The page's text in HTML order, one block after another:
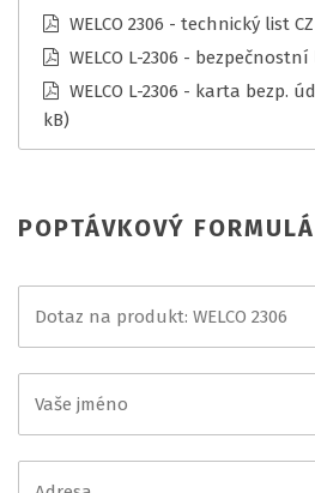
WELCO 2306 - technický list CZ
WELCO L-2306 - bezpečnostní
WELCO L-2306 - karta bezp.
kB)
POPTÁVKOVÝ